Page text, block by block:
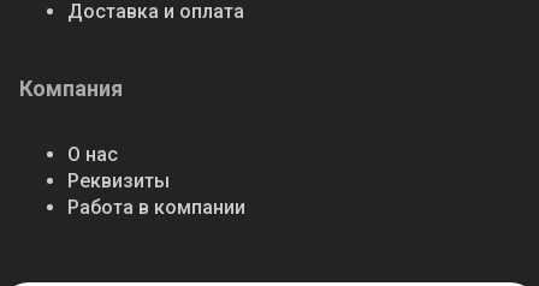
Доставка и оплата
Компания
О нас
Реквизиты
Работа в компании